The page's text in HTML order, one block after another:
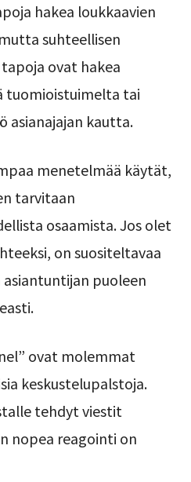
hakea loukkaavien
suhteellisen
ovat hakea
tuomioistuimelta tai
asianajajan kautta.
menetelmää käytät,
tarvitaan
osaamista. Jos olet
on suositeltavaa
puoleen
ovat molemmat
keskustelupalstoja.
tehdyt viestit
nopea reagointi on